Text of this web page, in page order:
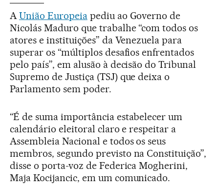
AUnião Europeiapediu ao Governo de
Nicolás Maduro que trabalhe “com todos os
atores e instituições” da Venezuela para
superar os “múltiplos desafios enfrentados
pelo país”, em alusão à decisão do Tribunal
Supremo de Justiça (TSJ) que deixa o
Parlamento sem poder.
“É de suma importância estabelecer um
calendário eleitoral claro e respeitar a
Assembleia Nacional e todos os seus
membros, segundo previsto na Constituição”,
disse o porta-voz de Federica Mogherini,
Maja Kocijancic, em um comunicado.